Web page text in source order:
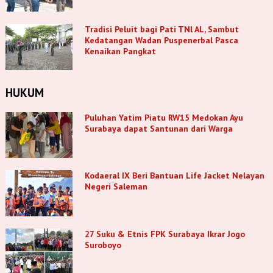
Tradisi Peluit bagi Pati TNl AL, Sambut
Kedatangan Wadan Puspenerbal Pasca
Kenaikan Pangkat
HUKUM
Puluhan Yatim Piatu RW15 Medokan Ayu
Surabaya dapat Santunan dari Warga
Kodaeral IX Beri Bantuan Life Jacket Nelayan
Negeri Saleman
27 Suku & Etnis FPK Surabaya Ikrar Jogo
Suroboyo